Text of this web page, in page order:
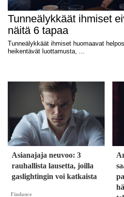
Asianajaja neuvoo: 3
rauhallista lausetta, joilla
gaslightingin voi katkaista
Findance